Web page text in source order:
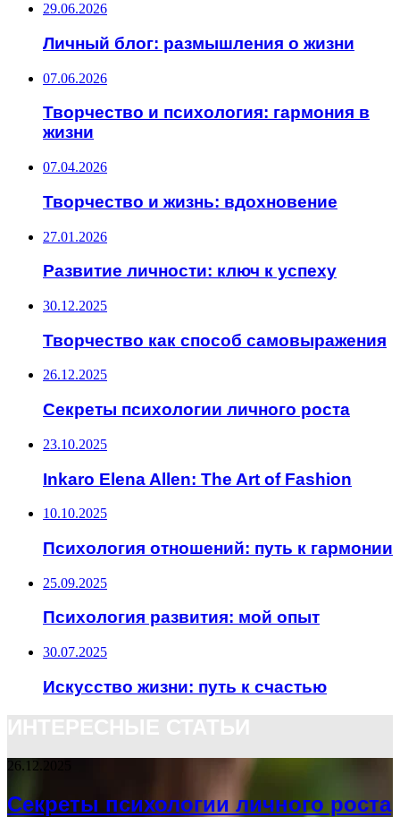
29.06.2026
Личный блог: размышления о жизни
07.06.2026
Творчество и психология: гармония в
жизни
07.04.2026
Творчество и жизнь: вдохновение
27.01.2026
Развитие личности: ключ к успеху
30.12.2025
Творчество как способ самовыражения
26.12.2025
Секреты психологии личного роста
23.10.2025
Inkaro Elena Allen: The Art of Fashion
10.10.2025
Психология отношений: путь к гармонии
25.09.2025
Психология развития: мой опыт
30.07.2025
Искусство жизни: путь к счастью
26.12.2025
Секреты психологии личного роста